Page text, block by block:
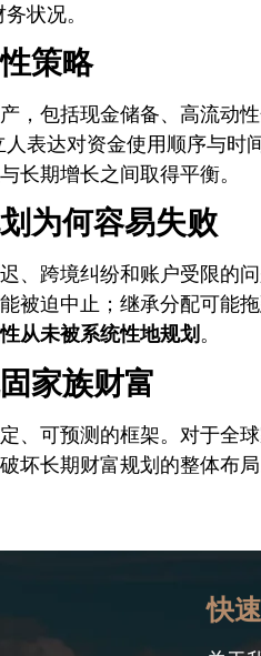
状况。
策略
，包括现金储备、高流动
表达对资金使用顺序与时
长期增长之间取得平衡。
为何容易失败
、跨境纠纷和账户受限的
被迫中止；继承分配可能
从未被系统性地规划。
家族财富
、可预测的框架。对于全
坏长期财富规划的整体布局
快